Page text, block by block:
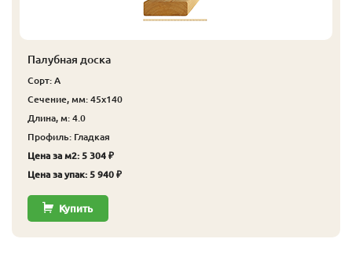
Палубная доска
Сорт: А
Сечение, мм: 45x140
Длина, м: 4.0
Профиль: Гладкая
Цена за м2: 5 304 ₽
Цена за упак: 5 940 ₽
Купить